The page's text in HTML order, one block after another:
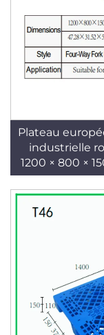
Plateau
industrielle
1200 × 800 ×